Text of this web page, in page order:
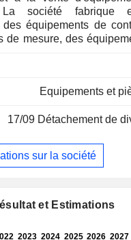
La société fabrique
des équipements de
de mesure, des
connexes. La
notamment des
et des
de ses filiales.
Equipements et
17/09 Détachement de
sur la société
et Estimations